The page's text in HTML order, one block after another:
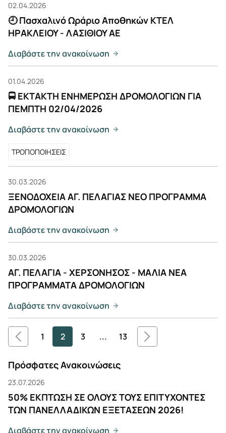
02.04.2026
🕘 Πασχαλινό Ωράριο Αποθηκών ΚΤΕΛ
ΗΡΑΚΛΕΙΟΥ - ΛΑΣΙΘΙΟΥ ΑΕ
Διαβάστε την ανακοίνωση
01.04.2026
🚍 ΕΚΤΑΚΤΗ ΕΝΗΜΕΡΩΣΗ ΔΡΟΜΟΛΟΓΙΩΝ ΓΙΑ
ΠΕΜΠΤΗ 02/04/2026
Διαβάστε την ανακοίνωση
ΤΡΟΠΟΠΟΙΗΣΕΙΣ
30.03.2026
ΞΕΝΟΔΟΧΕΙΑ ΑΓ. ΠΕΛΑΓΙΑΣ ΝΕΟ ΠΡΟΓΡΑΜΜΑ
ΔΡΟΜΟΛΟΓΙΩΝ
Διαβάστε την ανακοίνωση
30.03.2026
ΑΓ. ΠΕΛΑΓΙΑ - ΧΕΡΣΟΝΗΣΟΣ - ΜΑΛΙΑ ΝΕΑ
ΠΡΟΓΡΑΜΜΑΤΑ ΔΡΟΜΟΛΟΓΙΩΝ
Διαβάστε την ανακοίνωση
1 2 3 ... 13
Πρόσφατες Ανακοινώσεις
23.07.2026
50% ΕΚΠΤΩΣΗ ΣΕ ΟΛΟΥΣ ΤΟΥΣ ΕΠΙΤΥΧΟΝΤΕΣ
ΤΩΝ ΠΑΝΕΛΛΑΔΙΚΩΝ ΕΞΕΤΑΣΕΩΝ 2026!
Διαβάστε την ανακοίνωση